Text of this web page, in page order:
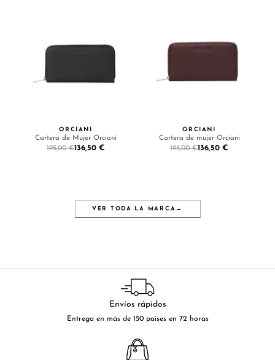
ORCIANI
Cartera de Mujer Orciani
195,00 €136,50 €
ORCIANI
Cartera de mujer Orciani
195,00 €136,50 €
VER TODA LA MARCA →
Envíos rápidos
Entrega en más de 150 países en 72 horas